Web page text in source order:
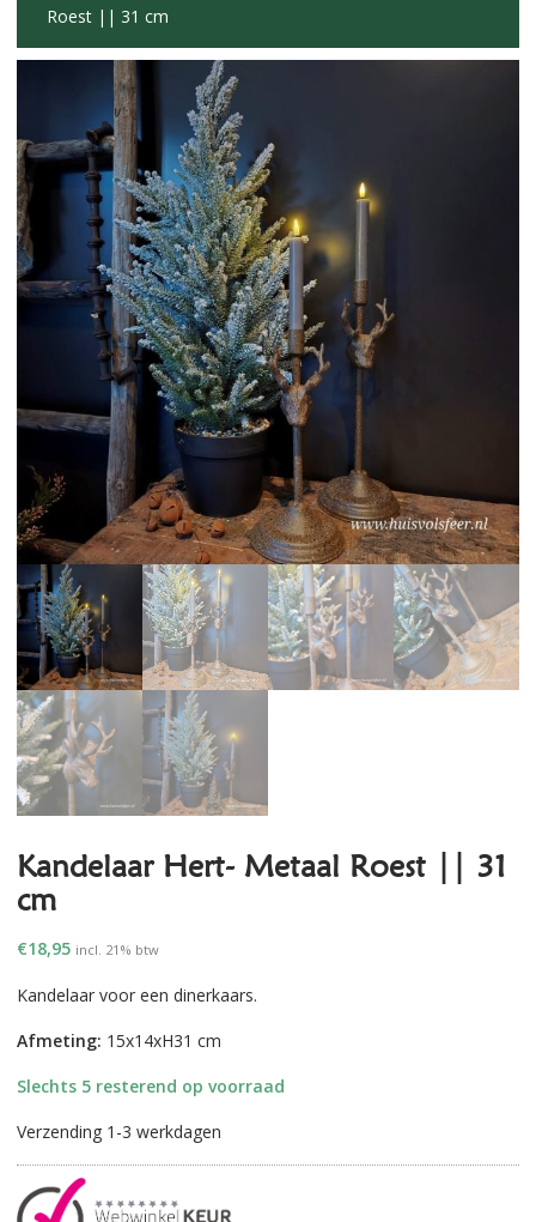
Roest || 31 cm
Kandelaar Hert- Metaal Roest || 31
cm
€18,95 incl. 21% btw
Kandelaar voor een dinerkaars.
Afmeting: 15x14xH31 cm
Slechts 5 resterend op voorraad
Verzending 1-3 werkdagen